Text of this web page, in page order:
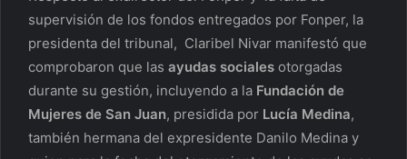
supervisión de los fondos entregados por Fonper, la
presidenta del tribunal, Claribel Nivar manifestó que
comprobaron que las ayudas sociales otorgadas
durante su gestión, incluyendo a la Fundación de
Mujeres de San Juan, presidida por Lucía Medina,
también hermana del expresidente Danilo Medina y